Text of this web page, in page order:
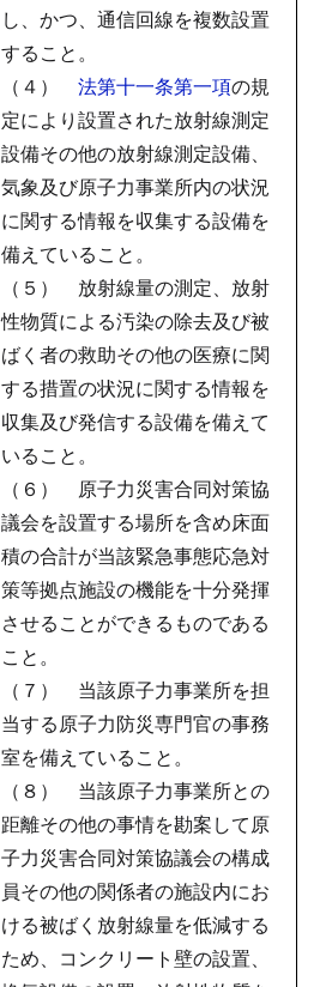
し、かつ、通信回線を複数設置
すること。
（４） 法第十一条第一項の規
定により設置された放射線測定
設備その他の放射線測定設備、
気象及び原子力事業所内の状況
に関する情報を収集する設備を
備えていること。
（５） 放射線量の測定、放射
性物質による汚染の除去及び被
ばく者の救助その他の医療に関
する措置の状況に関する情報を
収集及び発信する設備を備えて
いること。
（６） 原子力災害合同対策協
議会を設置する場所を含め床面
積の合計が当該緊急事態応急対
策等拠点施設の機能を十分発揮
させることができるものである
こと。
（７） 当該原子力事業所を担
当する原子力防災専門官の事務
室を備えていること。
（８） 当該原子力事業所との
距離その他の事情を勘案して原
子力災害合同対策協議会の構成
員その他の関係者の施設内にお
ける被ばく放射線量を低減する
ため、コンクリート壁の設置、